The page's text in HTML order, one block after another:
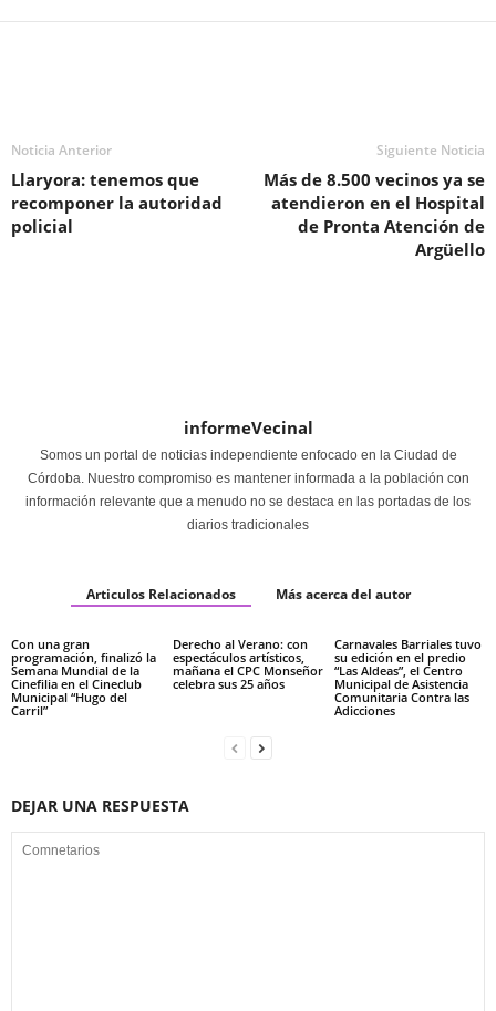
Noticia Anterior
Llaryora: tenemos que
recomponer la autoridad
policial
Siguiente Noticia
Más de 8.500 vecinos ya se
atendieron en el Hospital
de Pronta Atención de
Argüello
informeVecinal
Somos un portal de noticias independiente enfocado en la Ciudad de
Córdoba. Nuestro compromiso es mantener informada a la población con
información relevante que a menudo no se destaca en las portadas de los
diarios tradicionales
Articulos Relacionados Más acerca del autor
Con una gran
programación, finalizó la
Semana Mundial de la
Cinefilia en el Cineclub
Municipal “Hugo del
Carril”
Derecho al Verano: con
espectáculos artísticos,
mañana el CPC Monseñor
celebra sus 25 años
Carnavales Barriales tuvo
su edición en el predio
“Las Aldeas”, el Centro
Municipal de Asistencia
Comunitaria Contra las
Adicciones
DEJAR UNA RESPUESTA